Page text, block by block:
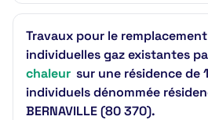
Travaux pour le
individuelles gaz existantes
chaleur sur une résidence de
individuels dénommée
BERNAVILLE (80 370).